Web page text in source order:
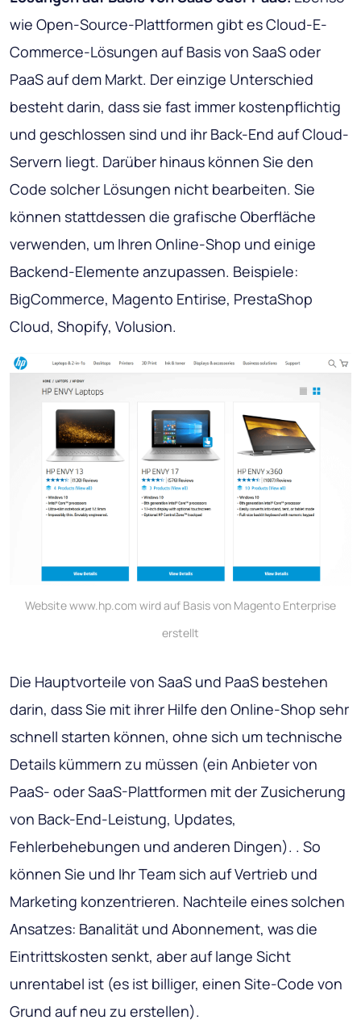
wie Open-Source-Plattformen gibt es Cloud-E-
Commerce-Lösungen auf Basis von SaaS oder
PaaS auf dem Markt. Der einzige Unterschied
besteht darin, dass sie fast immer kostenpflichtig
und geschlossen sind und ihr Back-End auf Cloud-
Servern liegt. Darüber hinaus können Sie den
Code solcher Lösungen nicht bearbeiten. Sie
können stattdessen die grafische Oberfläche
verwenden, um Ihren Online-Shop und einige
Backend-Elemente anzupassen. Beispiele:
BigCommerce, Magento Entirise, PrestaShop
Cloud, Shopify, Volusion.
Website www.hp.com wird auf Basis von Magento Enterprise
erstellt
Die Hauptvorteile von SaaS und PaaS bestehen
darin, dass Sie mit ihrer Hilfe den Online-Shop sehr
schnell starten können, ohne sich um technische
Details kümmern zu müssen (ein Anbieter von
PaaS- oder SaaS-Plattformen mit der Zusicherung
von Back-End-Leistung, Updates,
Fehlerbehebungen und anderen Dingen). . So
können Sie und Ihr Team sich auf Vertrieb und
Marketing konzentrieren. Nachteile eines solchen
Ansatzes: Banalität und Abonnement, was die
Eintrittskosten senkt, aber auf lange Sicht
unrentabel ist (es ist billiger, einen Site-Code von
Grund auf neu zu erstellen).